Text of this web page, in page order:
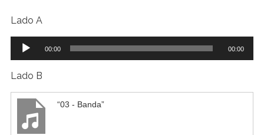
Lado A
Reprodutor
00:00 00:00
Lado B
“03 - Banda”